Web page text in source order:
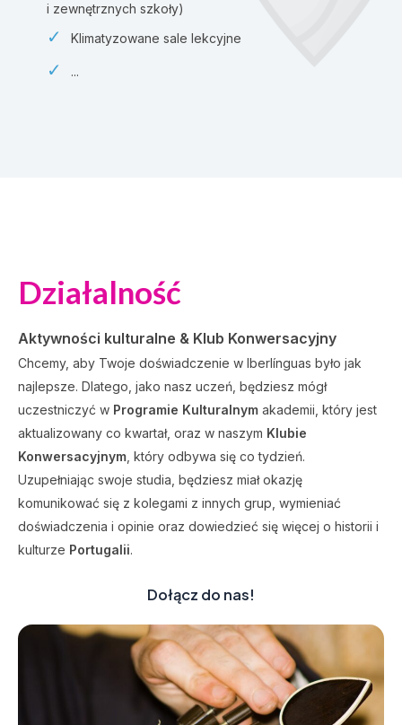
i zewnętrznych szkoły)
Klimatyzowane sale lekcyjne
...
Działalność
Aktywności kulturalne & Klub Konwersacyjny
Chcemy, aby Twoje doświadczenie w Iberlínguas było jak
najlepsze. Dlatego, jako nasz uczeń, będziesz mógł
uczestniczyć w Programie Kulturalnym akademii, który jest
aktualizowany co kwartał, oraz w naszym Klubie
Konwersacyjnym , który odbywa się co tydzień.
Uzupełniając swoje studia, będziesz miał okazję
komunikować się z kolegami z innych grup, wymieniać
doświadczenia i opinie oraz dowiedzieć się więcej o historii i
kulturze Portugalii.
Dołącz do nas!